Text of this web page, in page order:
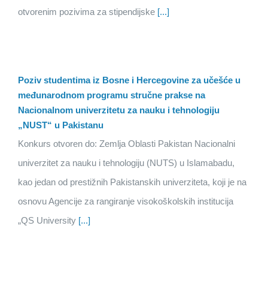
otvorenim pozivima za stipendijske [...]
Poziv studentima iz Bosne i Hercegovine za učešće u
međunarodnom programu stručne prakse na
Nacionalnom univerzitetu za nauku i tehnologiju
„NUST“ u Pakistanu
Konkurs otvoren do: Zemlja Oblasti Pakistan Nacionalni
univerzitet za nauku i tehnologiju (NUTS) u Islamabadu,
kao jedan od prestižnih Pakistanskih univerziteta, koji je na
osnovu Agencije za rangiranje visokoškolskih institucija
„QS University [...]